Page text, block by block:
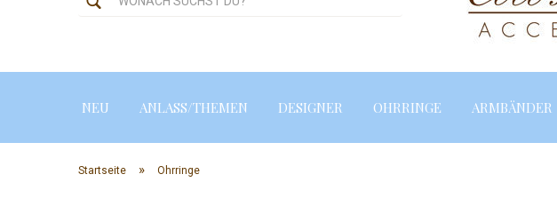
NEU ANLASS/THEMEN DESIGNER OHRRINGE ARMBÄNDER
Startseite » Ohrringe